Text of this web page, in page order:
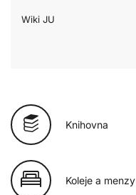
Wiki JU
Knihovna
Koleje a menzy